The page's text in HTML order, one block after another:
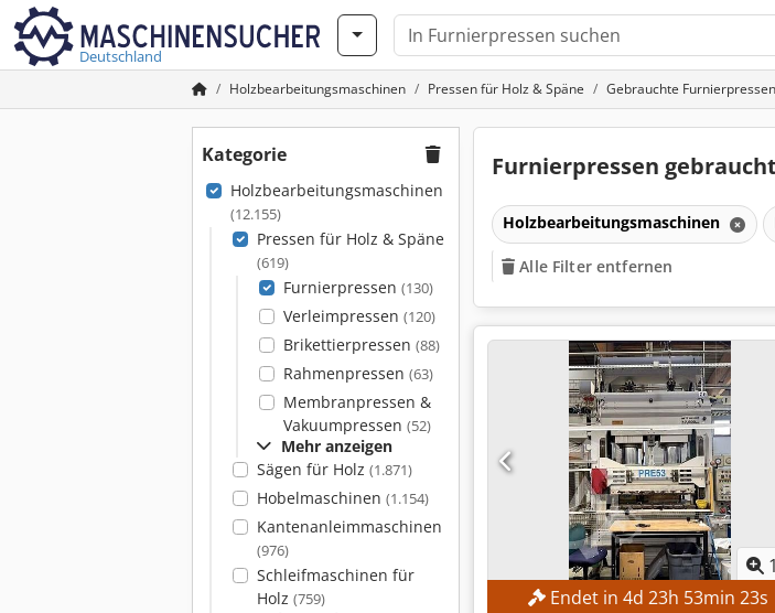
Deutschland
Holzbearbeitungsmaschinen Pressen für Holz & Späne Gebrauchte Furnierpressen
Kategorie
Holzbearbeitungsmaschinen
(12.155)
Pressen für Holz & Späne
(619)
Furnierpressen (130)
Verleimpressen (120)
Brikettierpressen (88)
Rahmenpressen (63)
Membranpressen &
Vakuumpressen (52)
Mehr anzeigen
Sägen für Holz (1.871)
Hobelmaschinen (1.154)
Kantenanleimmaschinen
(976)
Schleifmaschinen für
Holz (759)
Furnierpressen
Holzbearbeitungsmaschinen
Alle Filter entfernen
1
Endet in 4d 23h 53min 22s